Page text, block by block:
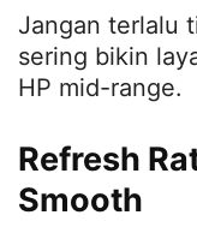
Jangan terlalu
sering bikin
HP mid-range.
Refresh
Smooth